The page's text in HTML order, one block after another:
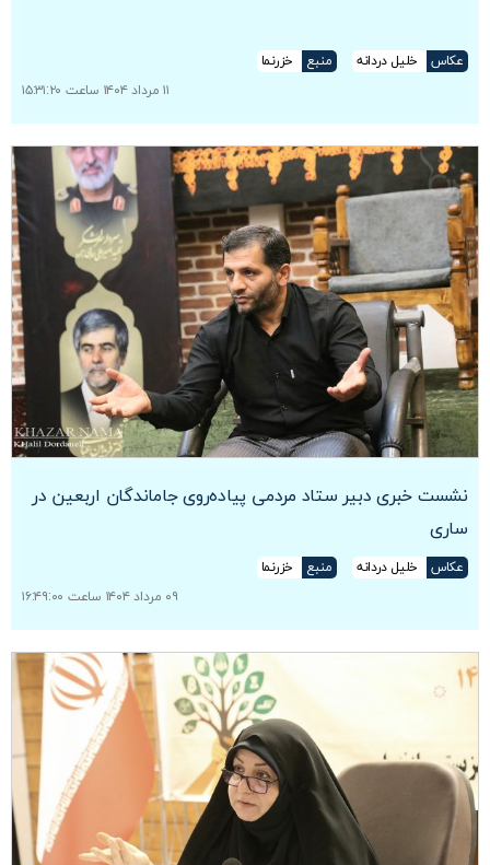
عکاس خلیل دردانه منبع
خزرنما
۱۱ مرداد ۱۴۰۴ ساعت ۱۵:۳۱:۲۰
نشست خبری دبیر ستاد مردمی پیاده‌روی جاماندگان اربعین در
ساری
عکاس خلیل دردانه منبع
خزرنما
۰۹ مرداد ۱۴۰۴ ساعت ۱۶:۴۹:۰۰